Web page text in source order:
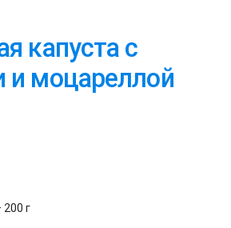
капуста с
и моцареллой
г